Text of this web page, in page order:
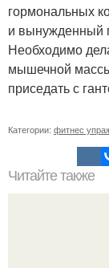
гормональных
и вынужденный
Необходимо
мышечной
приседать с
Категории: фитнес
Читайте также